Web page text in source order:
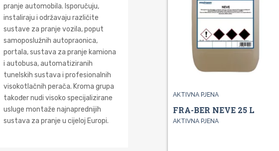
AKTIVNA PJENA
FRA-BER NEVE 25 L
AKTIVNA PJENA
pranje automobila. Isporučuju,
instaliraju i održavaju različite
sustave za pranje vozila, poput
samoposlužnih autopraonica,
portala, sustava za pranje kamiona
i autobusa, automatiziranih
tunelskih sustava i profesionalnih
visokotlačnih perača. Kroma grupa
također nudi visoko specijalizirane
usluge montaže najnaprednijih
sustava za pranje u cijeloj Europi.